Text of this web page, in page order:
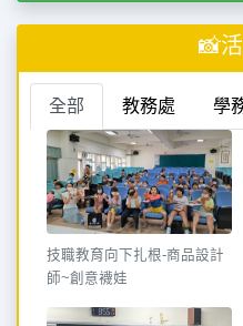
📸
全部 教務處 學
技職教育向下扎根-商品設計
師~創意襪娃